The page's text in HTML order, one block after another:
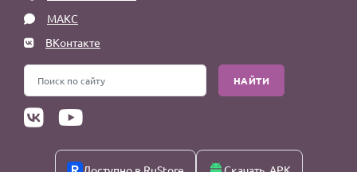
МАКС
ВКонтакте
НАЙТИ